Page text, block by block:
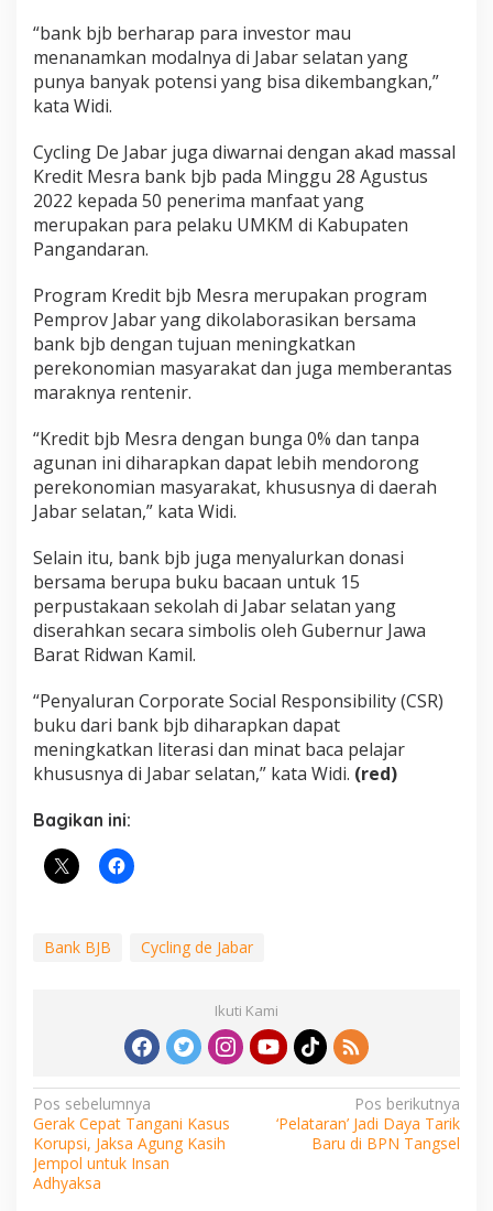
“bank bjb berharap para investor mau
menanamkan modalnya di Jabar selatan yang
punya banyak potensi yang bisa dikembangkan,”
kata Widi.
Cycling De Jabar juga diwarnai dengan akad massal
Kredit Mesra bank bjb pada Minggu 28 Agustus
2022 kepada 50 penerima manfaat yang
merupakan para pelaku UMKM di Kabupaten
Pangandaran.
Program Kredit bjb Mesra merupakan program
Pemprov Jabar yang dikolaborasikan bersama
bank bjb dengan tujuan meningkatkan
perekonomian masyarakat dan juga memberantas
maraknya rentenir.
“Kredit bjb Mesra dengan bunga 0% dan tanpa
agunan ini diharapkan dapat lebih mendorong
perekonomian masyarakat, khususnya di daerah
Jabar selatan,” kata Widi.
Selain itu, bank bjb juga menyalurkan donasi
bersama berupa buku bacaan untuk 15
perpustakaan sekolah di Jabar selatan yang
diserahkan secara simbolis oleh Gubernur Jawa
Barat Ridwan Kamil.
“Penyaluran Corporate Social Responsibility (CSR)
buku dari bank bjb diharapkan dapat
meningkatkan literasi dan minat baca pelajar
khususnya di Jabar selatan,” kata Widi. (red)
Bagikan ini:
Bank BJB Cycling de Jabar
Ikuti Kami
Navigasi
pos
Pos sebelumnya
Gerak Cepat Tangani Kasus
Korupsi, Jaksa Agung Kasih
Jempol untuk Insan
Adhyaksa
Pos berikutnya
‘Pelataran’ Jadi Daya Tarik
Baru di BPN Tangsel